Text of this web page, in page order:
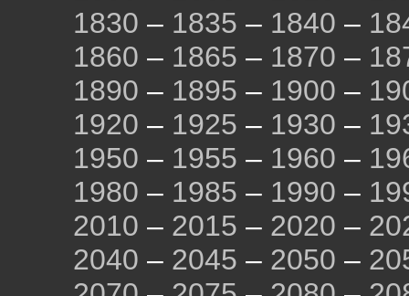
1830 – 1835 – 1840 –
1860 – 1865 – 1870 –
1890 – 1895 – 1900 –
1920 – 1925 – 1930 –
1950 – 1955 – 1960 –
1980 – 1985 – 1990 –
2010 – 2015 – 2020 –
2040 – 2045 – 2050 –